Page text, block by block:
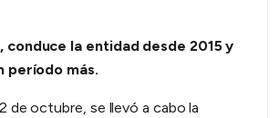
conduce la entidad desde 2015 y
período más.
de octubre, se llevó a cabo la